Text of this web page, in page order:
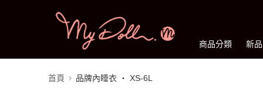
商品分類 新
首頁 品牌內睡衣 ‧ XS-6L